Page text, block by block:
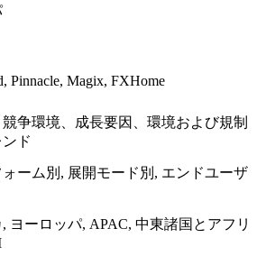
Pinnacle, Magix, FXHome
争環境、成長要因、環境および規制
ド
ーム別, 展開モード別, エンドユーザ
ヨーロッパ, APAC, 中東諸国とアフリ